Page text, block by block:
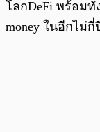
โลกDeFi พร้อมทั้
money ในอีกไม่